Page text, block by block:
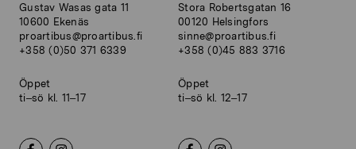
Gustav Wasas gata 11
10600 Ekenäs
proartibus@proartibus.fi
+358 (0)50 371 6339
Öppet
ti–sö kl. 11–17
Stora Robertsgatan 16
00120 Helsingfors
sinne@proartibus.fi
+358 (0)45 883 3716
Öppet
ti–sö kl. 12–17